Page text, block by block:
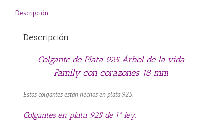
Descripción
Descripción
Colgante de Plata 925 Árbol de la vida
Family con corazones 18 mm
Estos colgantes están hechos en plata 925.
Colgantes en plata 925 de 1ª ley.